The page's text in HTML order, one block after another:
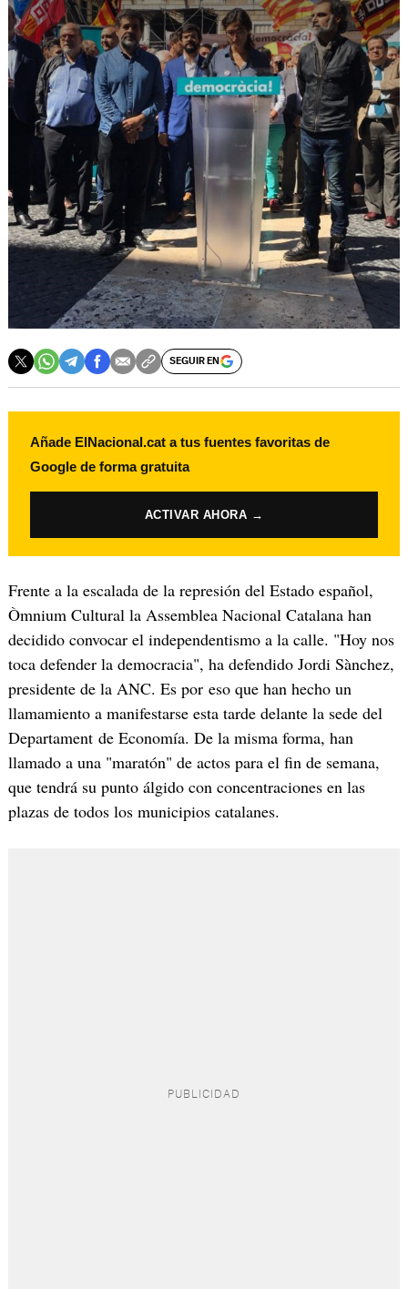
SEGUIR EN
Añade ElNacional.cat a tus fuentes favoritas de
Google de forma gratuita
ACTIVAR AHORA →
Frente a la escalada de la represión del Estado español,
Òmnium Cultural la Assemblea Nacional Catalana han
decidido convocar el independentismo a la calle. "Hoy nos
toca defender la democracia", ha defendido Jordi Sànchez,
presidente de la ANC. Es por eso que han hecho un
llamamiento a manifestarse esta tarde delante la sede del
Departament de Economía. De la misma forma, han
llamado a una "maratón" de actos para el fin de semana,
que tendrá su punto álgido con concentraciones en las
plazas de todos los municipios catalanes.